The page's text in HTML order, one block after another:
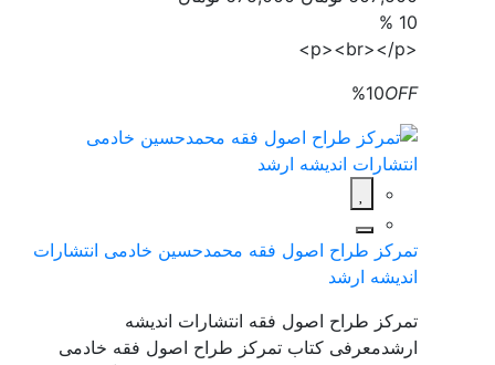
10 %
%10OFF
تمرکز طراح اصول فقه محمدحسین خادمی انتشارات
اندیشه ارشد
تمرکز طراح اصول فقه انتشارات اندیشه
ارشدمعرفی کتاب تمرکز طراح اصول فقه خادمی